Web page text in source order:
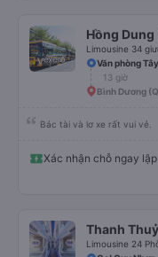
Hồng Dung
Limousine 34
Văn phòng
13 giờ
Bình Dương
Bác tài và lơ xe rất vui vẻ.
Xác nhận chỗ ngay
Thanh
Limousine 24